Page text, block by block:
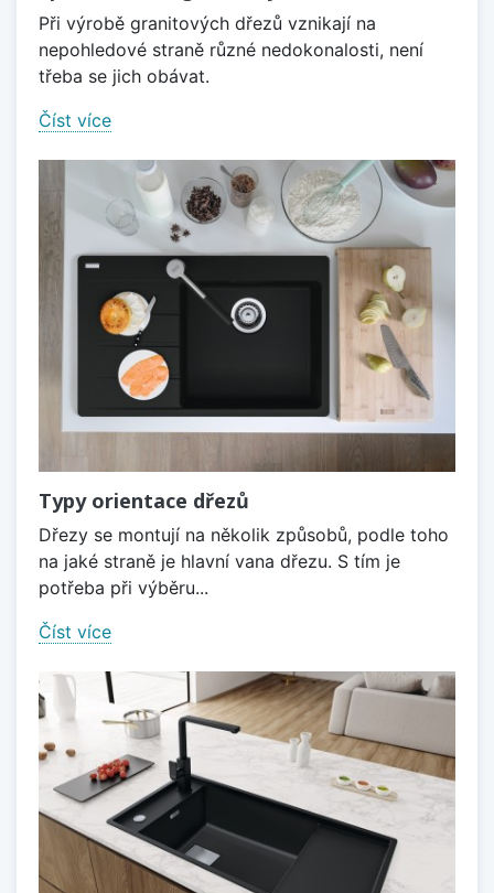
Při výrobě granitových dřezů vznikají na
nepohledové straně různé nedokonalosti, není
třeba se jich obávat.
Číst více
Typy orientace dřezů
Dřezy se montují na několik způsobů, podle toho
na jaké straně je hlavní vana dřezu. S tím je
potřeba při výběru...
Číst více